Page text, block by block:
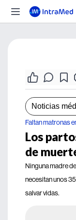
Noticias
Faltan matronas
Los
de
Ninguna madre
necesitan unos
salvar vidas.